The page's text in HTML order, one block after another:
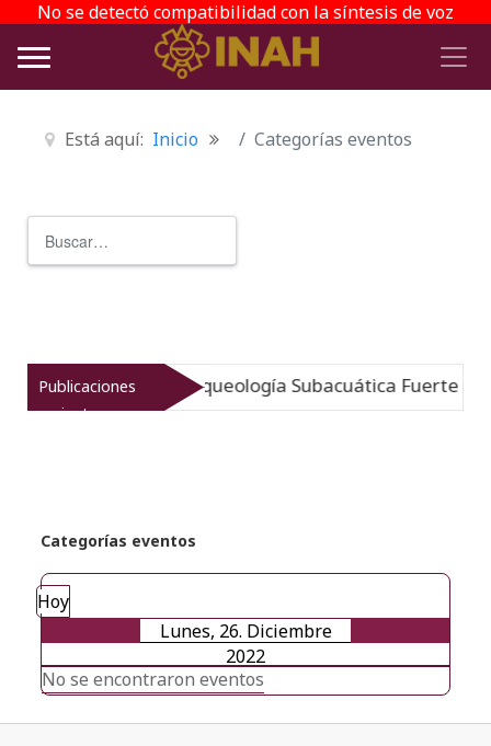
No se detectó compatibilidad con la síntesis de voz
Está aquí: Inicio Categorías eventos
Publicaciones
recientes
Museo de Arqueología Subacuática Fuerte de
Categorías eventos
Hoy
Lunes, 26. Diciembre
2022
No se encontraron eventos